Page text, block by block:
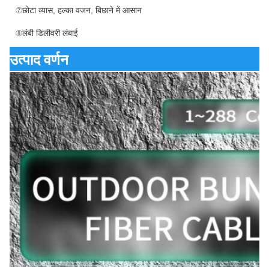
⑦छोटा व्यास, हल्का वजन, बिछाने में आसान
⑧लंबी डिलीवरी लंबाई
उत्पाद वर्णन